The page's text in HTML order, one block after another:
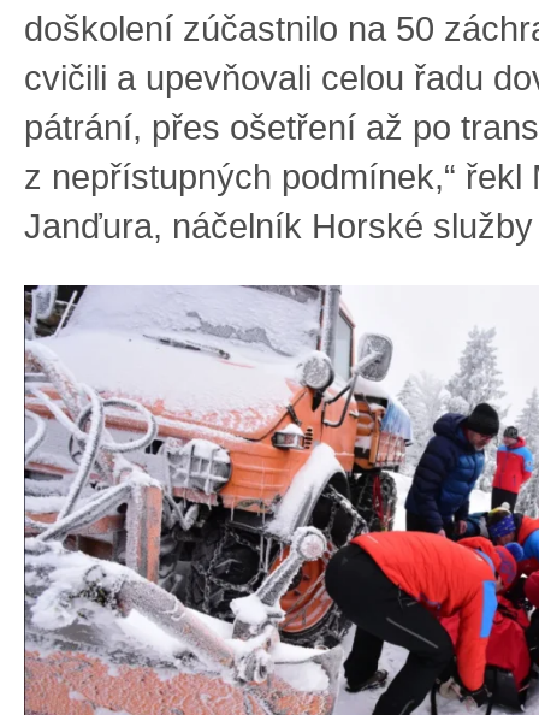
doškolení zúčastnilo na 50
cvičili a upevňovali celou řadu
pátrání, přes ošetření až po
z nepřístupných podmínek,“ řekl
Janďura, náčelník Horské